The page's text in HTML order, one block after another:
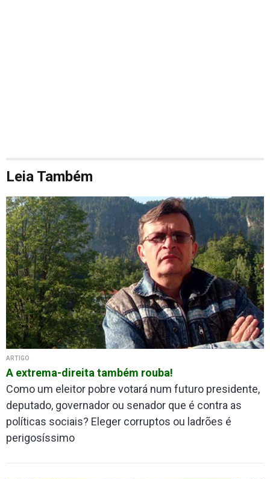
Leia Também
ARTIGO
A extrema-direita também rouba!
Como um eleitor pobre votará num futuro presidente,
deputado, governador ou senador que é contra as
políticas sociais? Eleger corruptos ou ladrões é
perigosíssimo